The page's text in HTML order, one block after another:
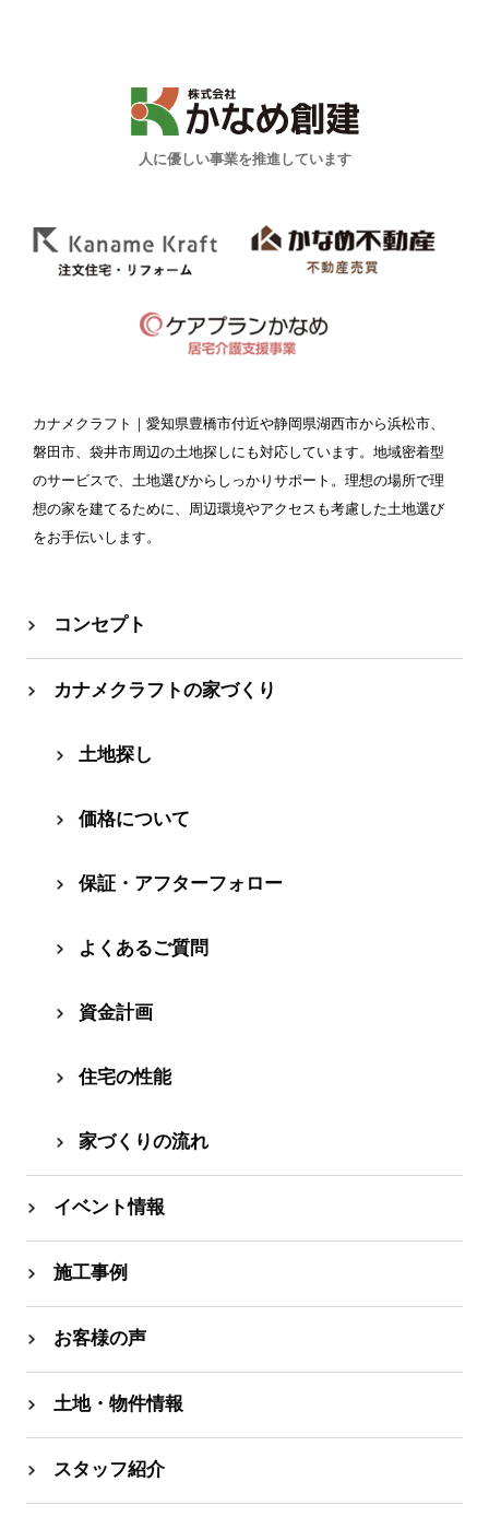
人に優しい事業を推進しています
カナメクラフト ｜愛知県豊橋市付近や静岡県湖西市から浜松市、
磐田市、袋井市周辺の土地探しにも対応しています。地域密着型
のサービスで、土地選びからしっかりサポート。理想の場所で理
想の家を建てるために、周辺環境やアクセスも考慮した土地選び
をお手伝いします。
コンセプト
カナメクラフトの家づくり
⼟地探し
価格について
保証・アフターフォロー
よくあるご質問
資⾦計画
住宅の性能
家づくりの流れ
イベント情報
施工事例
お客様の声
土地・物件情報
スタッフ紹介